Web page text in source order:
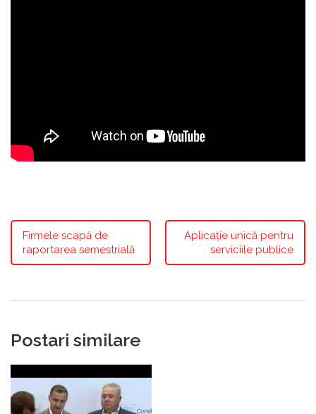
Firmele scapă de
raportarea semestrială
Aplicație unică pentru
serviciile publice
Postari similare